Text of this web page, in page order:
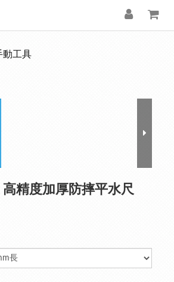
動工具
高精度加厚防摔平水尺